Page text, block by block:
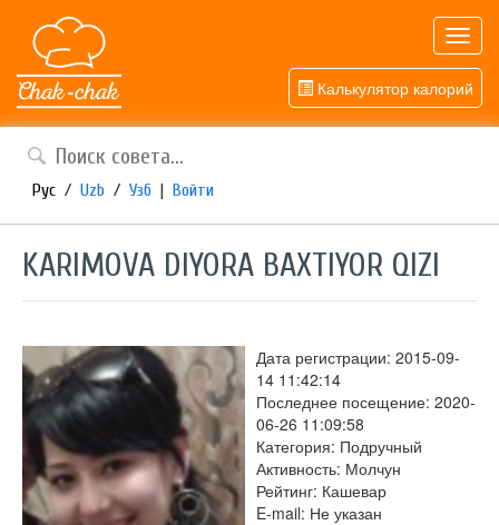
Калькулятор калорий
Рус / Uzb / Узб | Войти
KARIMOVA DIYORA BAXTIYOR QIZI
Дата регистрации: 2015-09-
14 11:42:14
Последнее посещение: 2020-
06-26 11:09:58
Категория: Подручный
Активность: Молчун
Рейтинг: Кашевар
E-mail: Не указан